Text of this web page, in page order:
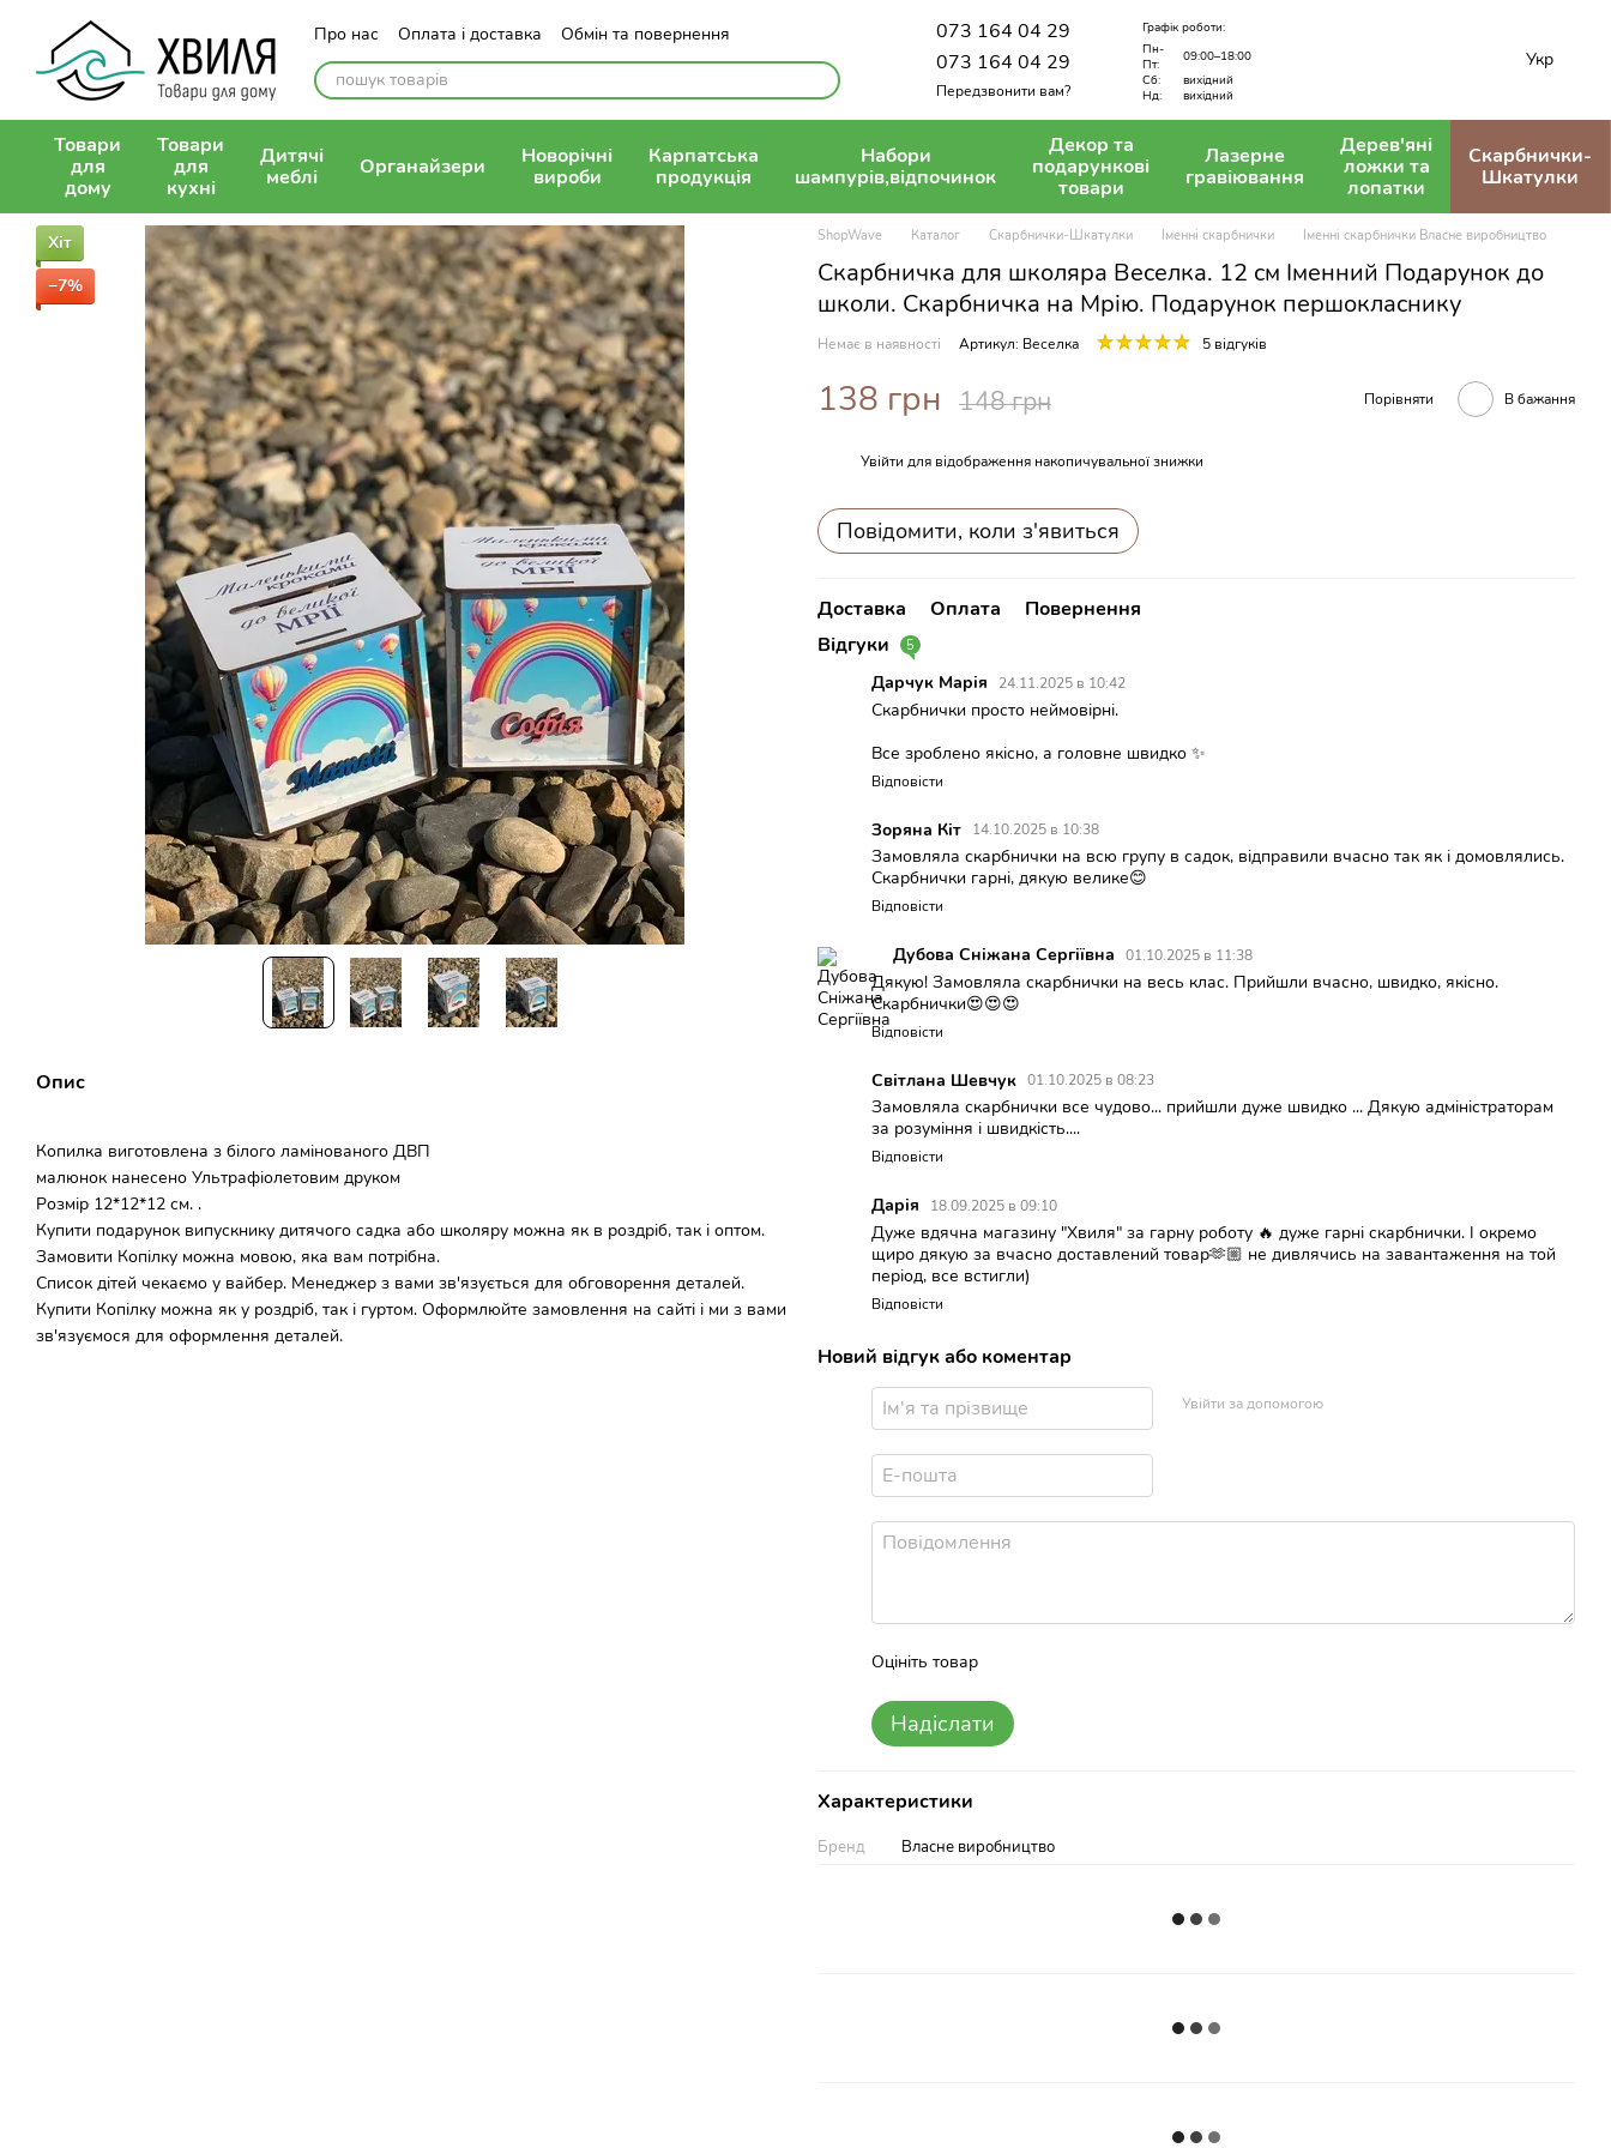
Перейти до основного контенту
Про нас Оплата і доставка
Обмін та повернення
Контактна інформація
Політика конфіденційності
Публічна оферта
073 164 04 29
073 164 04 29
Передзвонити вам?
Графік роботи:
Пн-
Пт:
09:00–18:00
Сб:
вихідний
Нд:
вихідний
Укр
Товари
для
дому
Товари
для
кухні
Дитячі
меблі
Органайзери
Новорічні
вироби
Карпатська
продукція
Набори
шампурів,відпочинок
Декор та
подарункові
товари
Лазерне
гравіювання
Дерев'яні
ложки та
лопатки
Скарбнички-
Шкатулки
Хіт
−7%
Опис
Копилка виготовлена ​​з білого ламінованого ДВП
малюнок нанесено Ультрафіолетовим друком
Розмір 12*12*12 см. .
Купити подарунок випускнику дитячого садка або школяру можна як в роздріб, так і оптом.
Замовити Копілку можна мовою, яка вам потрібна.
Список дітей чекаємо у вайбер. Менеджер з вами зв'язується для обговорення деталей.
Купити Копілку можна як у роздріб, так і гуртом. Оформлюйте замовлення на сайті і ми з вами
зв'язуємося для оформлення деталей.
ShopWave Каталог Скарбнички-Шкатулки Іменні скарбнички Іменні скарбнички Власне виробництво
Скарбничка для школяра Веселка. 12 см Іменний Подарунок до
школи. Скарбничка на Мрію. Подарунок першокласнику
Немає в наявності Артикул: Веселка 5 відгуків
138 грн 148 грн Порівняти В бажання
Увійти для відображення накопичувальної знижки
Повідомити, коли з'явиться
Доставка Оплата
Повернення
Відгуки
5
Дарчук Марія 24.11.2025 в 10:42
Скарбнички просто неймовірні.
Все зроблено якісно, а головне швидко ✨
Відповісти
Зоряна Кіт 14.10.2025 в 10:38
Замовляла скарбнички на всю групу в садок, відправили вчасно так як і домовлялись.
Скарбнички гарні, дякую велике😊
Відповісти
Дубова Сніжана Сергіївна 01.10.2025 в 11:38
Дякую! Замовляла скарбнички на весь клас. Прийшли вчасно, швидко, якісно.
Скарбнички😍😍😍
Відповісти
Світлана Шевчук 01.10.2025 в 08:23
Замовляла скарбнички все чудово... прийшли дуже швидко ... Дякую адміністраторам
за розуміння і швидкість....
Відповісти
Дарія 18.09.2025 в 09:10
Дуже вдячна магазину "Хвиля" за гарну роботу 🔥 дуже гарні скарбнички. І окремо
щиро дякую за вчасно доставлений товар🫶🏼 не дивлячись на завантаження на той
період, все встигли)
Відповісти
Новий відгук або коментар
Увійти за допомогою
Оцініть товар
Надіслати
Характеристики
Бренд Власне виробництво